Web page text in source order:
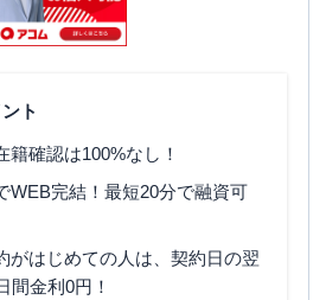
ト
籍確認は100%なし！
WEB完結！最短20分で融資可
がはじめての人は、契約日の翌
間金利0円！